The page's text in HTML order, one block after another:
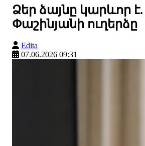
Ձեր ձայնը կարևոր է.
Փաշինյանի ուղերձը
Edita
07.06.2026 09:31